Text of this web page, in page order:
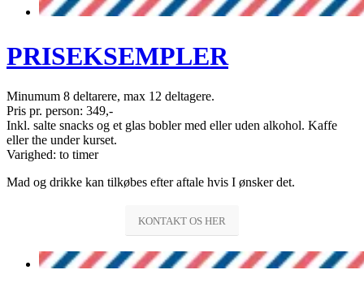
PRISEKSEMPLER
Minumum 8 deltarere, max 12 deltagere.
Pris pr. person: 349,-
Inkl. salte snacks og et glas bobler med eller uden alkohol. Kaffe
eller the under kurset.
Varighed: to timer
Mad og drikke kan tilkøbes efter aftale hvis I ønsker det.
KONTAKT OS HER